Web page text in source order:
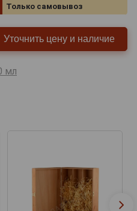
Только самовывоз
Уточнить цену и наличие
мл